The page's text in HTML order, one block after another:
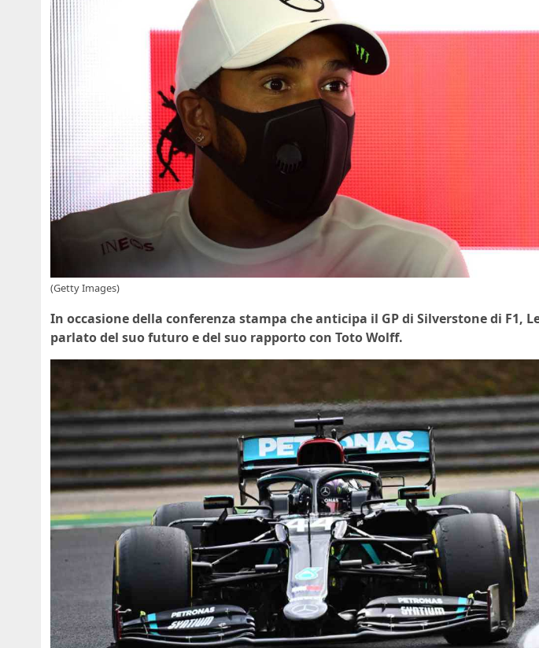
(Getty Images)
In occasione della conferenza stampa che anticipa il GP di Silverstone di F1,
parlato del suo futuro e del suo rapporto con Toto Wolff.